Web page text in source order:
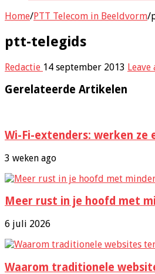
Home/PTT Telecom in Beeldvorm/
ptt-telegids
Redactie 14 september 2013 Leave
Gerelateerde Artikelen
Wi-Fi-extenders: werken ze
3 weken ago
Meer rust in je hoofd met
6 juli 2026
Waarom traditionele